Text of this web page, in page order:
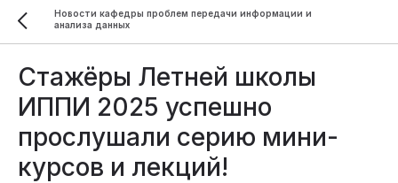
Новости кафедры проблем передачи информации и
анализа данных
Стажёры Летней школы
ИППИ 2025 успешно
прослушали серию мини-
курсов и лекций!